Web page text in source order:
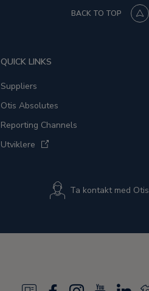
BACK TO TOP
QUICK LINKS
Suppliers
Otis Absolutes
Reporting Channels
Utviklere
Ta kontakt med Otis